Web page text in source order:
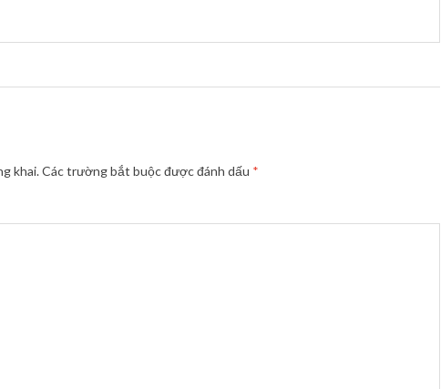
khai.Các trường bắt buộc được đánh dấu *